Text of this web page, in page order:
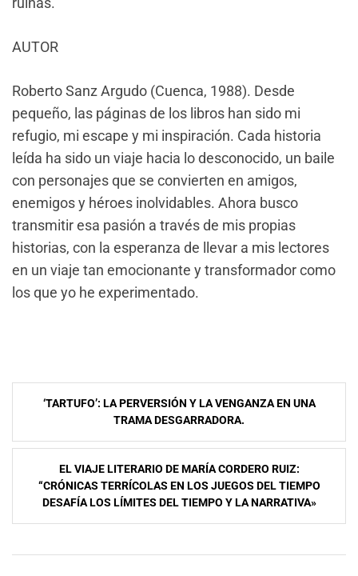
AUTOR
Roberto Sanz Argudo (Cuenca, 1988). Desde
pequeño, las páginas de los libros han sido mi
refugio, mi escape y mi inspiración. Cada historia
leída ha sido un viaje hacia lo desconocido, un baile
con personajes que se convierten en amigos,
enemigos y héroes inolvidables. Ahora busco
transmitir esa pasión a través de mis propias
historias, con la esperanza de llevar a mis lectores
en un viaje tan emocionante y transformador como
los que yo he experimentado.
Navegación
entradas
‘TARTUFO’: LA PERVERSIÓN Y LA VENGANZA EN UNA
TRAMA DESGARRADORA.
EL VIAJE LITERARIO DE MARÍA CORDERO RUIZ:
“CRÓNICAS TERRÍCOLAS EN LOS JUEGOS DEL TIEMPO
DESAFÍA LOS LÍMITES DEL TIEMPO Y LA NARRATIVA»